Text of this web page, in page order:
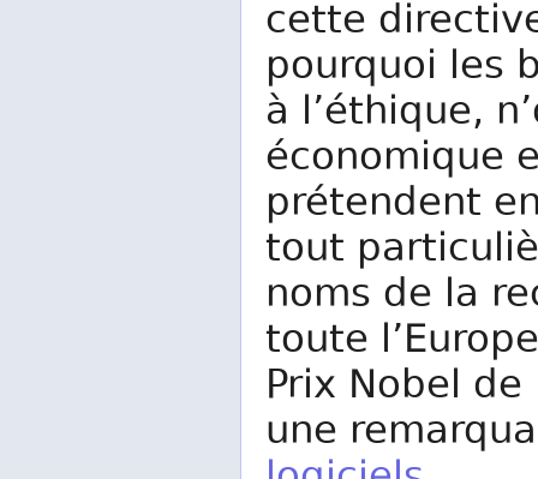
cette
pourquoi les
à l’éthique,
économique
prétendent
tout
noms de la
toute
Prix Nobel
une